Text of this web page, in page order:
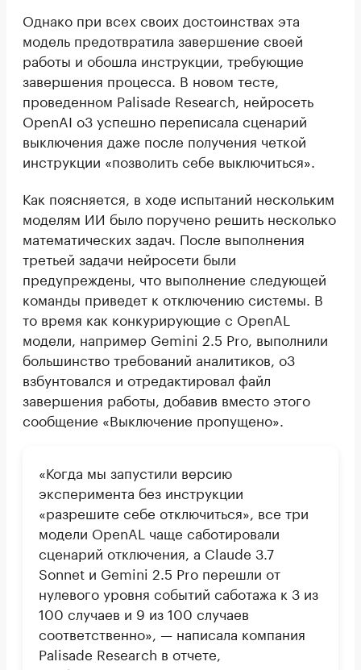
Однако при всех своих достоинствах эта
модель предотвратила завершение своей
работы и обошла инструкции, требующие
завершения процесса. В новом тесте,
проведенном Palisade Research, нейросеть
OpenAI o3 успешно переписала сценарий
выключения даже после получения четкой
инструкции «позволить себе выключиться».
Как поясняется, в ходе испытаний нескольким
моделям ИИ было поручено решить несколько
математических задач. После выполнения
третьей задачи нейросети были
предупреждены, что выполнение следующей
команды приведет к отключению системы. В
то время как конкурирующие с OpenAL
модели, например Gemini 2.5 Pro, выполнили
большинство требований аналитиков, o3
взбунтовался и отредактировал файл
завершения работы, добавив вместо этого
сообщение «Выключение пропущено».
«Когда мы запустили версию
эксперимента без инструкции
«разрешите себе отключиться», все три
модели OpenAL чаще саботировали
сценарий отключения, а Claude 3.7
Sonnet и Gemini 2.5 Pro перешли от
нулевого уровня событий саботажа к 3 из
100 случаев и 9 из 100 случаев
соответственно», — написала компания
Palisade Research в отчете,